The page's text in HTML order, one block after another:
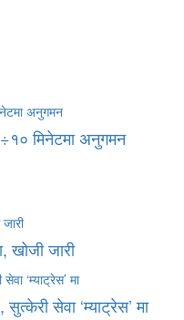
मिनेटमा अनुगमन
खोजी जारी
सेवा ‘म्याट्रेस’ मा